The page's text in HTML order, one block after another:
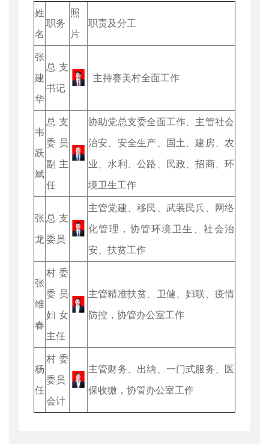
姓
名
职务
照
片
职责及分工
张
建
华
总支
书记
主持赛美村全面工作
韦
跃
斌
总支
委员
副主
任
协助党总支委全面工作、主管社会
治安、安全生产、国土、建房、农
业、水利、公路、民政、招商、环
境卫生工作
张
龙
总支
委员
主管党建、移民、武装民兵、网络
化管理，协管环境卫生、社会治
安、扶贫工作
张
维
春
村委
委员
妇女
主任
主管精准扶贫、卫健、妇联、疫情
防控，协管办公室工作
杨
任
村委
委员
会计
主管财务、出纳、一门式服务、医
保收缴，协管办公室工作